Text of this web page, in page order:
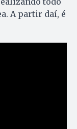
A partir daí, é